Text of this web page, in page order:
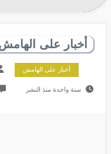
أخبار على الهامش
أخبار على الهامش
سنة واحدة منذ النشر